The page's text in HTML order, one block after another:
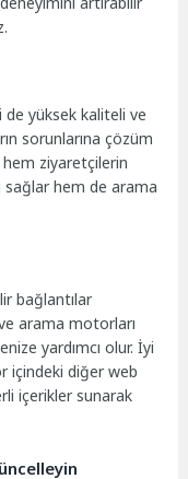
de yüksek kaliteli ve
sorunlarına çözüm
ziyaretçilerin
hem de arama
bağlantılar
arama motorları
yardımcı olur. İyi
içindeki diğer web
içerikler sunarak